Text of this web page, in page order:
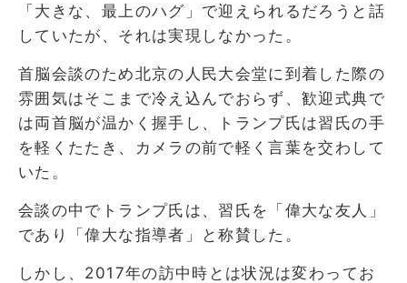
「大きな、最上のハグ」で迎えられるだろうと話
していたが、それは実現しなかった。
首脳会談のため北京の人民大会堂に到着した際の
雰囲気はそこまで冷え込んでおらず、歓迎式典で
は両首脳が温かく握手し、トランプ氏は習氏の手
を軽くたたき、カメラの前で軽く言葉を交わして
いた。
会談の中でトランプ氏は、習氏を「偉大な友人」
であり「偉大な指導者」と称賛した。
しかし、2017年の訪中時とは状況は変わってお